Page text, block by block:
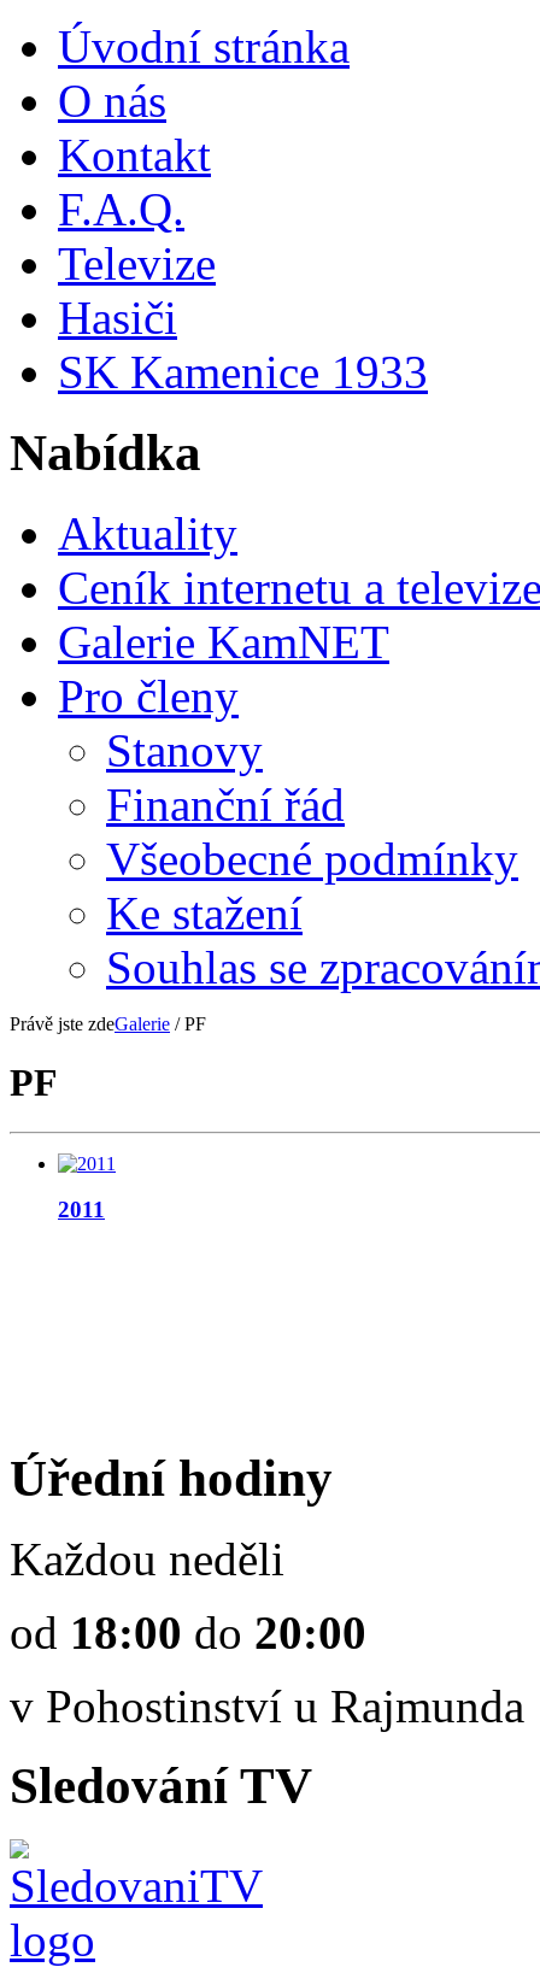
Úvodní stránka
O nás
Kontakt
F.A.Q.
Televize
Hasiči
SK Kamenice 1933
Nabídka
Aktuality
Ceník internetu a
Galerie KamNET
Pro členy
Stanovy
Finanční řád
Všeobecné podmínky
Ke stažení
Souhlas se
Právě jste zdeGalerie / PF
PF
2011
Úřední hodiny
Každou neděli
od 18:00 do 20:00
v Pohostinství u Rajmunda
Sledování TV